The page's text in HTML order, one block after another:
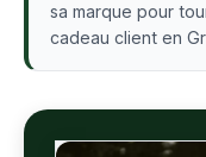
sa marque pour
cadeau client en